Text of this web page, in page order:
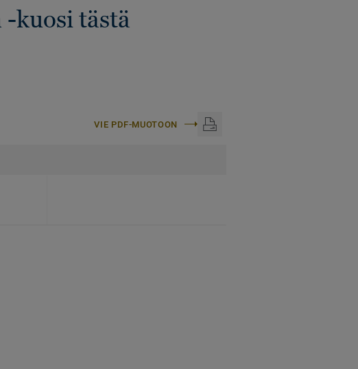
-kuosi tästä
VIE PDF-MUOTOON